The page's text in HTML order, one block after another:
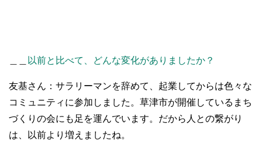
以前と比べて、どんな変化がありましたか？
友基さん：サラリーマンを辞めて、起業してからは色々な
コミュニティに参加しました。草津市が開催しているまち
づくりの会にも足を運んでいます。だから人との繋がり
は、以前より増えましたね。